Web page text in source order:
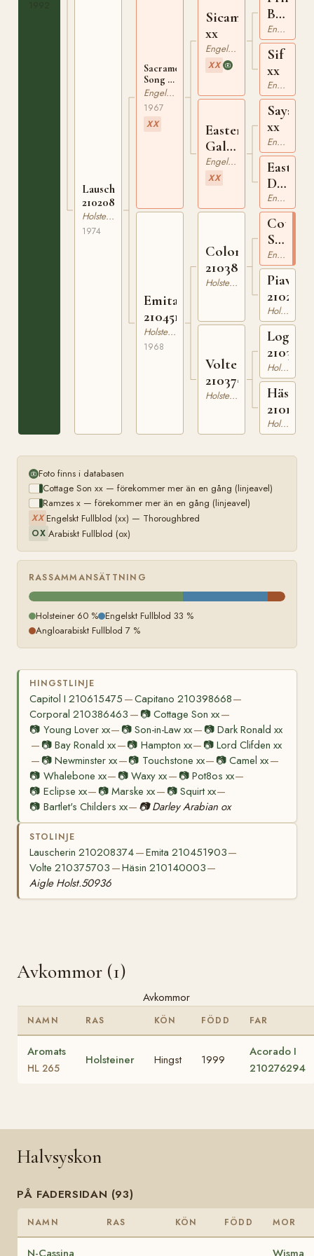
Lauscherin
210208374
Holsteiner
1974
Sacramento
Song xx
210403867
Engelskt Fullblod
1967
XX
Emita
210451903
Holsteiner
1968
Sicambre
xx
Engelskt Fullblod
XX
Easter
Gala
xx
Engelskt Fullblod
XX
Colonel
210381961
Holsteiner
Volte
210375703
Holsteiner
Bio
xxEngelskt Fullblod
Sif
xx
Engelskt Fullblod
xx
Engelskt Fullblod
Easter
Day
xxEngelskt Fullblod
Son
xxEngelskt Fullblod
Piave
Holsteiner
Logger
Holsteiner
Häsin
Holsteiner
Foto finns i databasen
Cottage Son xx — förekommer mer än en gång (linjeavel)
Ramzes x — förekommer mer än en gång (linjeavel)
XX Engelskt Fullblod (xx) — Thoroughbred
OX Arabiskt Fullblod (ox)
RASSAMMANSÄTTNING
Holsteiner 60 % Engelskt Fullblod 33 %
Angloarabiskt Fullblod 7 %
HINGSTLINJE
Capitol I 210615475 —Capitano 210398668—
Corporal 210386463 — 📷Cottage Son xx—
📷 Young Lover xx— 📷Son-in-Law xx— 📷 Dark Ronald xx
— 📷Bay Ronald xx—📷 Hampton xx— 📷Lord Clifden xx
— 📷Newminster xx—📷 Touchstone xx— 📷Camel xx—
📷 Whalebone xx— 📷Waxy xx— 📷 Pot8os xx—
📷 Eclipse xx— 📷Marske xx— 📷 Squirt xx—
📷 Bartlet's Childers xx— 📷 Darley Arabian ox
STOLINJE
Lauscherin 210208374—Emita 210451903—
Volte 210375703 —Häsin 210140003—
Aigle Holst.50936
Avkommor (1)
Avkommor
NAMN RAS KÖN FÖDD FAR
Aromats
HL 265
Holsteiner Hingst 1999
Acorado I
210276294
Halvsyskon
PÅ FADERSIDAN (93)
NAMN RAS KÖN FÖDD MOR
N-Cassina Wisma